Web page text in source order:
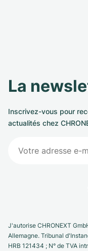
La
Inscrivez-vous pour
actualités chez
J'autorise CHRONEXT
Allemagne. Tribunal
HRB 121434 ; N° de TVA